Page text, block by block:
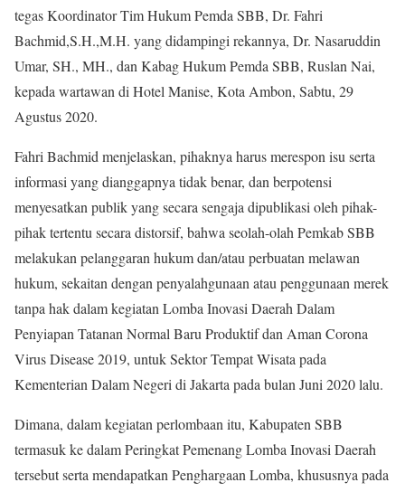
tegas Koordinator Tim Hukum Pemda SBB, Dr. Fahri
Bachmid,S.H.,M.H. yang didampingi rekannya, Dr. Nasaruddin
Umar, SH., MH., dan Kabag Hukum Pemda SBB, Ruslan Nai,
kepada wartawan di Hotel Manise, Kota Ambon, Sabtu, 29
Agustus 2020.
Fahri Bachmid menjelaskan, pihaknya harus merespon isu serta
informasi yang dianggapnya tidak benar, dan berpotensi
menyesatkan publik yang secara sengaja dipublikasi oleh pihak-
pihak tertentu secara distorsif, bahwa seolah-olah Pemkab SBB
melakukan pelanggaran hukum dan/atau perbuatan melawan
hukum, sekaitan dengan penyalahgunaan atau penggunaan merek
tanpa hak dalam kegiatan Lomba Inovasi Daerah Dalam
Penyiapan Tatanan Normal Baru Produktif dan Aman Corona
Virus Disease 2019, untuk Sektor Tempat Wisata pada
Kementerian Dalam Negeri di Jakarta pada bulan Juni 2020 lalu.
Dimana, dalam kegiatan perlombaan itu, Kabupaten SBB
termasuk ke dalam Peringkat Pemenang Lomba Inovasi Daerah
tersebut serta mendapatkan Penghargaan Lomba, khususnya pada